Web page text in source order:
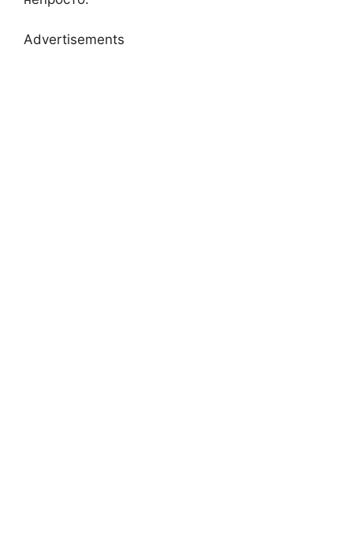
Advertisements